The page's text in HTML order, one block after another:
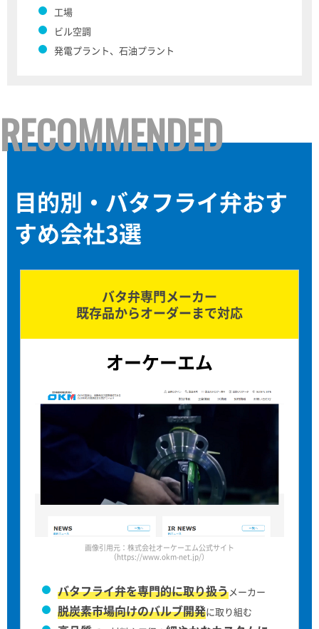
工場
ビル空調
発電プラント、石油プラント
RECOMMENDED
目的別・バタフライ弁おす
すめ会社3選
バタ弁専門メーカー
既存品からオーダーまで対応
オーケーエム
画像引用元：株式会社オーケーエム公式サイト
（https://www.okm-net.jp/）
バタフライ弁を専門的に取り扱うメーカー
脱炭素市場向けのバルブ開発に取り組む